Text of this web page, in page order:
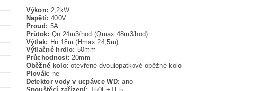
Výkon: 2,2kW
Napětí: 400V
Proud: 5A
Průtok: Qn 24m3/hod (Qmax 48m3/hod)
Výtlak: Hn 18m (Hmax 24,5m)
Výtlačné hrdlo: 50mm
Průchodnost: 20mm
Oběžné kolo: otevřené dvoulopatkové oběžné kolo
Plovák: ne
Detektor vody v ucpávce WD:ano
Spouštěcí zařízení: T50E+TE5